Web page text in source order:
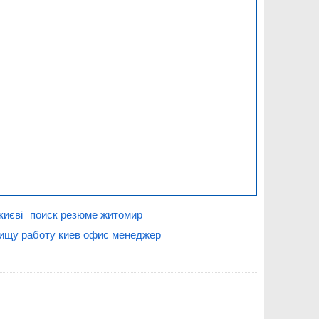
поиск резюме житомир
ищу работу киев офис менеджер